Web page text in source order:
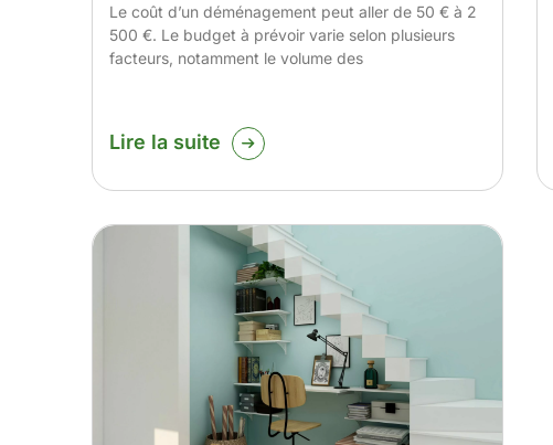
Le coût d’un déménagement peut aller de 50 € à 2
500 €. Le budget à prévoir varie selon plusieurs
facteurs, notamment le volume des
Lire la suite